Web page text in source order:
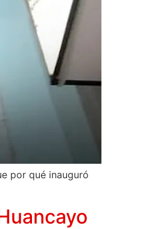
por qué inauguró